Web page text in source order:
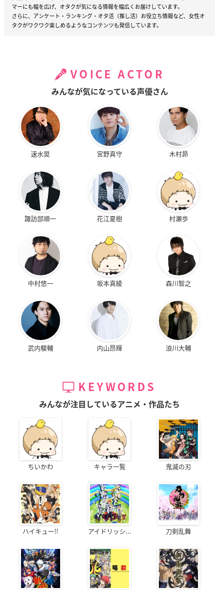
マーにも幅を広げ、オタクが気になる情報を幅広くお届けしています。
さらに、アンケート・ランキング・オタ活（推し活）お役立ち情報など、女性オ
タクがワクワク楽しめるようなコンテンツも発信しています。
VOICE ACTOR
みんなが気になっている声優さん
速水奨 宮野真守 木村昴
諏訪部順一 花江夏樹 村瀬歩
中村悠一 坂本真綾 森川智之
武内駿輔 内山昂輝 浪川大輔
KEYWORDS
みんなが注目しているアニメ・作品たち
ちいかわ キャラ一覧 鬼滅の刃
ハイキュー!! アイドリッシ... 刀剣乱舞